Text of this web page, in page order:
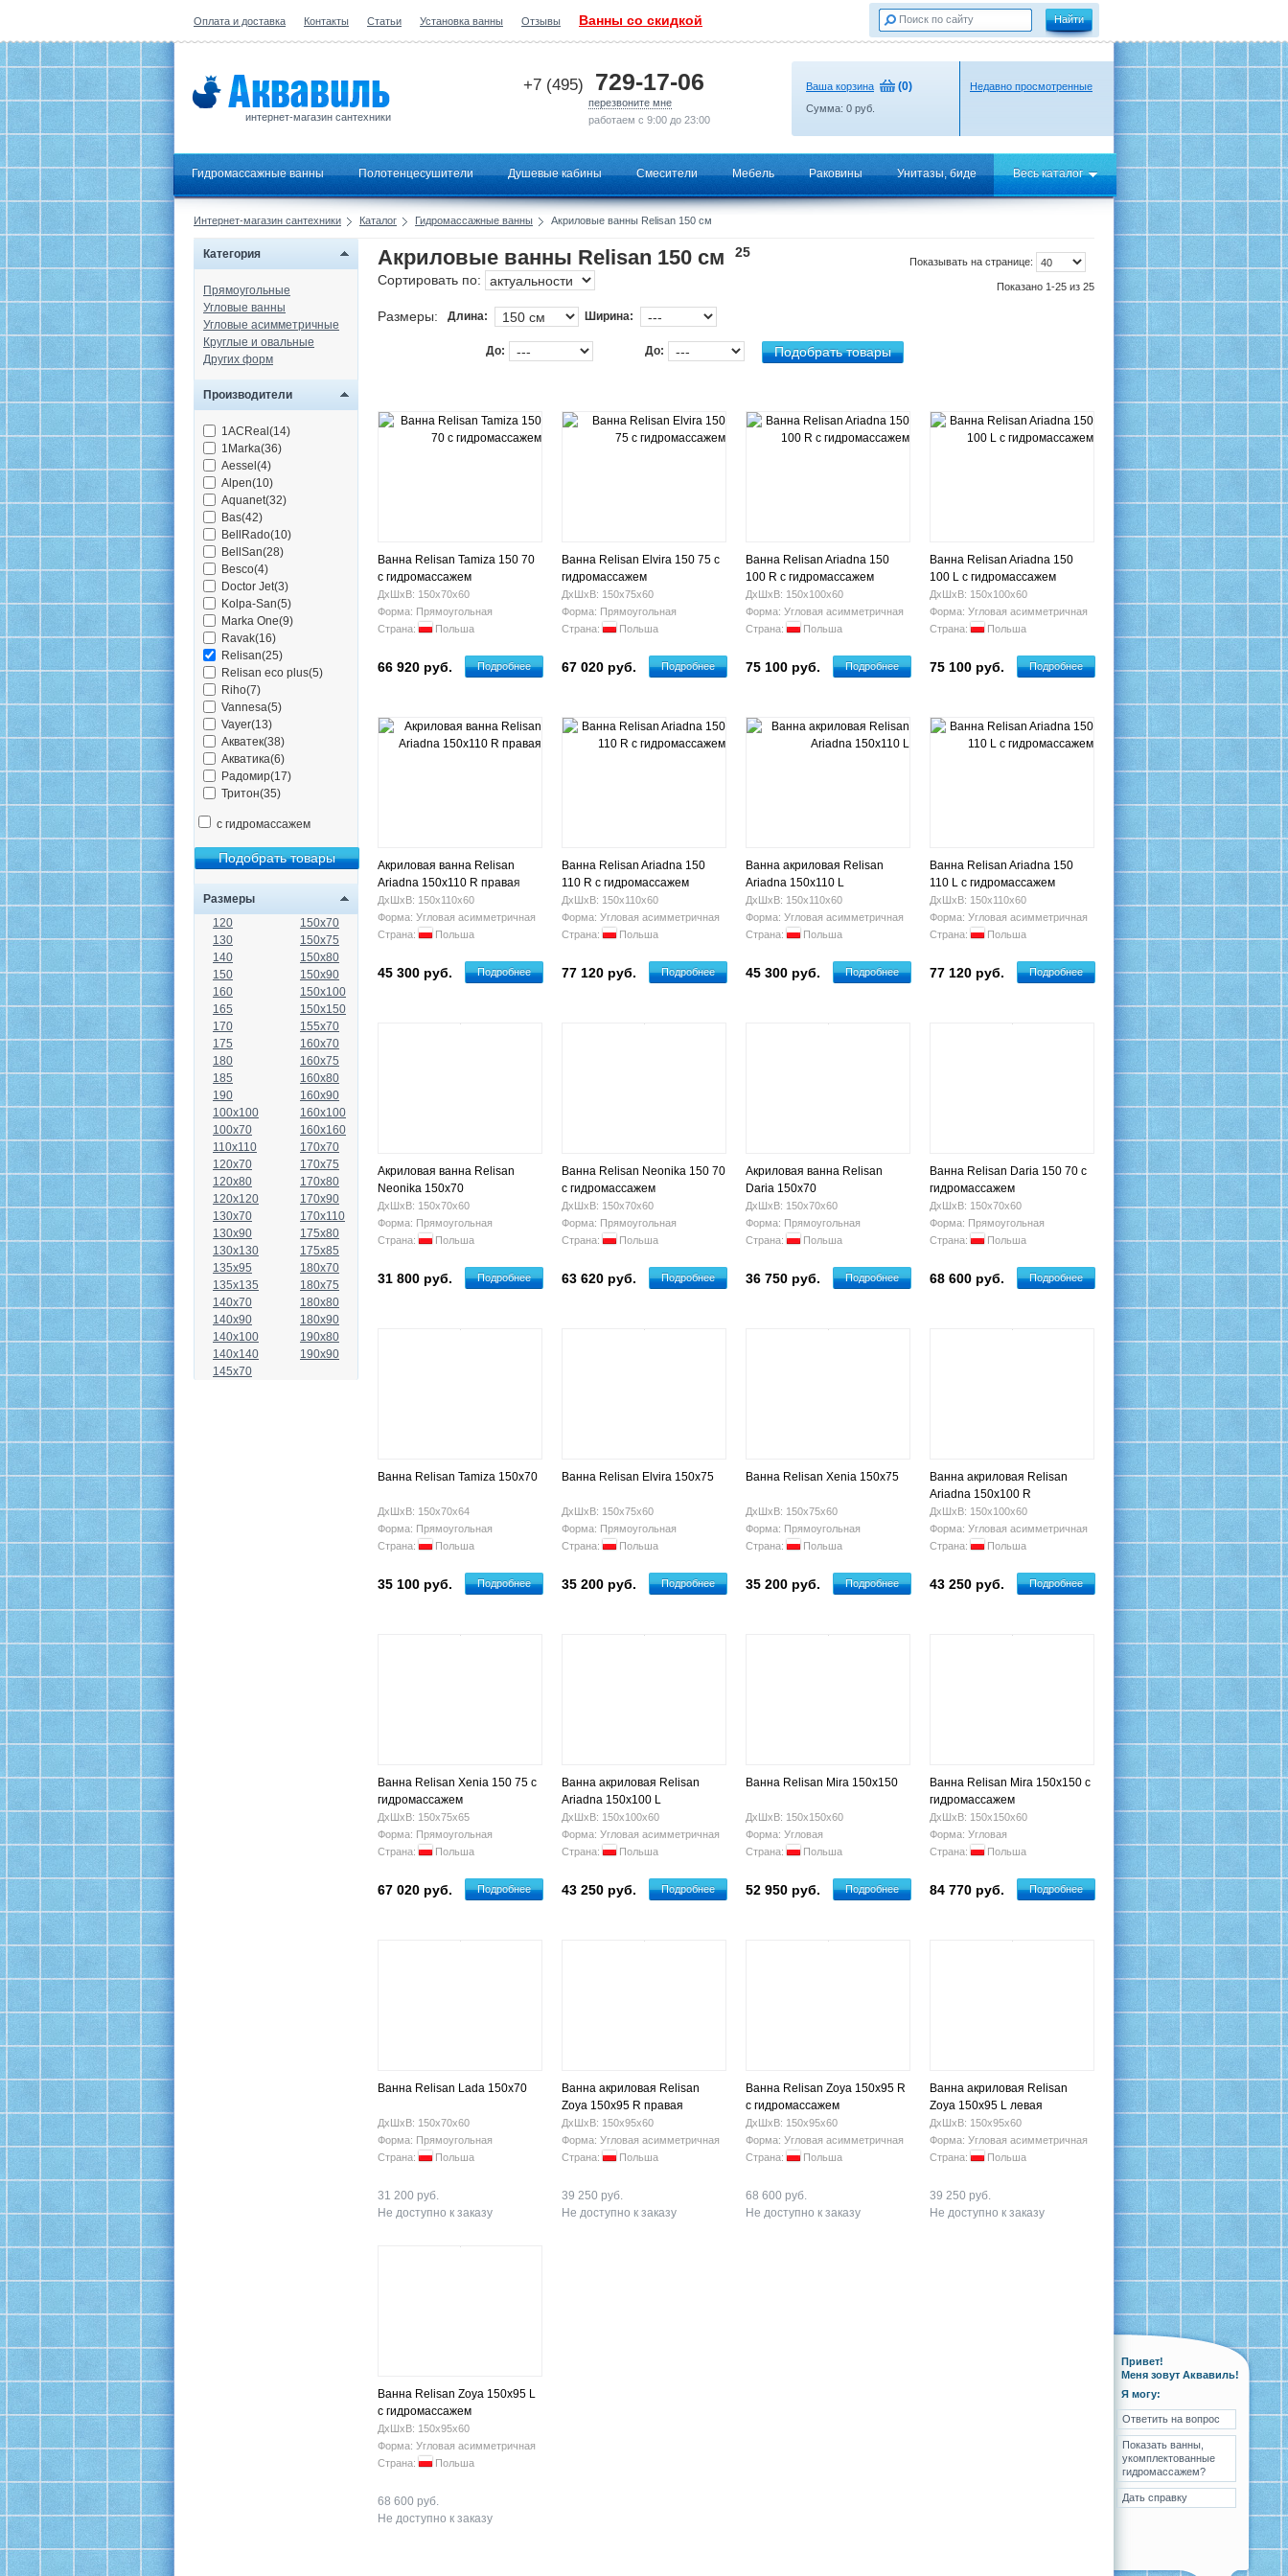
Оплата и доставка Контакты Статьи Установка ванны Отзывы Ванны со скидкой
интернет-магазин сантехники
+7 (495) 729-17-06
перезвоните мне
работаем с 9:00 до 23:00
Ваша корзина (0)
Сумма: 0 руб.
Недавно просмотренные
Гидромассажные ванны Полотенцесушители Душевые кабины Смесители Мебель Раковины Унитазы, биде Весь каталог
Интернет-магазин сантехники Каталог Гидромассажные ванны Акриловые ванны Relisan 150 см
Категория
Прямоугольные
Угловые ванны
Угловые асимметричные
Круглые и овальные
Других форм
Производители
1ACReal(14)
1Marka(36)
Aessel(4)
Alpen(10)
Aquanet(32)
Bas(42)
BellRado(10)
BellSan(28)
Besco(4)
Doctor Jet(3)
Kolpa-San(5)
Marka One(9)
Ravak(16)
Relisan(25)
Relisan eco plus(5)
Riho(7)
Vannesa(5)
Vayer(13)
Акватек(38)
Акватика(6)
Радомир(17)
Тритон(35)
с гидромассажем
Размеры
120
130
140
150
160
165
170
175
180
185
190
100x100
100x70
110x110
120x70
120x80
120x120
130x70
130x90
130x130
135x95
135x135
140x70
140x90
140x100
140x140
145x70
150x70
150x75
150x80
150x90
150x100
150x150
155x70
160x70
160x75
160x80
160x90
160x100
160x160
170x70
170x75
170x80
170x90
170x110
175x80
175x85
180x70
180x75
180x80
180x90
190x80
190x90
Показывать на странице:
Показано 1-25 из 25
Акриловые ванны Relisan 150 см
25
Сортировать по:
Размеры: Длина: Ширина:
До: До:
Ванна Relisan Tamiza 150 70
с гидромассажем
ДхШхВ: 150х70х60
Форма: Прямоугольная
Страна:
Польша
66 920 руб. Подробнее
Ванна Relisan Elvira 150 75 с
гидромассажем
ДхШхВ: 150х75х60
Форма: Прямоугольная
Страна:
Польша
67 020 руб. Подробнее
Ванна Relisan Ariadna 150
100 R с гидромассажем
ДхШхВ: 150х100х60
Форма: Угловая асимметричная
Страна:
Польша
75 100 руб. Подробнее
Ванна Relisan Ariadna 150
100 L с гидромассажем
ДхШхВ: 150х100х60
Форма: Угловая асимметричная
Страна:
Польша
75 100 руб. Подробнее
Акриловая ванна Relisan
Ariadna 150x110 R правая
ДхШхВ: 150х110х60
Форма: Угловая асимметричная
Страна:
Польша
45 300 руб. Подробнее
Ванна Relisan Ariadna 150
110 R с гидромассажем
ДхШхВ: 150х110х60
Форма: Угловая асимметричная
Страна:
Польша
77 120 руб. Подробнее
Ванна акриловая Relisan
Ariadna 150х110 L
ДхШхВ: 150х110х60
Форма: Угловая асимметричная
Страна:
Польша
45 300 руб. Подробнее
Ванна Relisan Ariadna 150
110 L с гидромассажем
ДхШхВ: 150х110х60
Форма: Угловая асимметричная
Страна:
Польша
77 120 руб. Подробнее
Акриловая ванна Relisan
Neonika 150x70
ДхШхВ: 150х70х60
Форма: Прямоугольная
Страна:
Польша
31 800 руб. Подробнее
Ванна Relisan Neonika 150 70
с гидромассажем
ДхШхВ: 150х70х60
Форма: Прямоугольная
Страна:
Польша
63 620 руб. Подробнее
Акриловая ванна Relisan
Daria 150x70
ДхШхВ: 150х70х60
Форма: Прямоугольная
Страна:
Польша
36 750 руб. Подробнее
Ванна Relisan Daria 150 70 с
гидромассажем
ДхШхВ: 150х70х60
Форма: Прямоугольная
Страна:
Польша
68 600 руб. Подробнее
Ванна Relisan Tamiza 150х70
ДхШхВ: 150х70х64
Форма: Прямоугольная
Страна:
Польша
35 100 руб. Подробнее
Ванна Relisan Elvira 150х75
ДхШхВ: 150х75х60
Форма: Прямоугольная
Страна:
Польша
35 200 руб. Подробнее
Ванна Relisan Xenia 150x75
ДхШхВ: 150х75х60
Форма: Прямоугольная
Страна:
Польша
35 200 руб. Подробнее
Ванна акриловая Relisan
Ariadna 150x100 R
ДхШхВ: 150х100х60
Форма: Угловая асимметричная
Страна:
Польша
43 250 руб. Подробнее
Ванна Relisan Xenia 150 75 с
гидромассажем
ДхШхВ: 150х75х65
Форма: Прямоугольная
Страна:
Польша
67 020 руб. Подробнее
Ванна акриловая Relisan
Ariadna 150x100 L
ДхШхВ: 150х100х60
Форма: Угловая асимметричная
Страна:
Польша
43 250 руб. Подробнее
Ванна Relisan Mira 150х150
ДхШхВ: 150х150х60
Форма: Угловая
Страна:
Польша
52 950 руб. Подробнее
Ванна Relisan Mira 150x150 с
гидромассажем
ДхШхВ: 150х150х60
Форма: Угловая
Страна:
Польша
84 770 руб. Подробнее
Ванна Relisan Lada 150х70
ДхШхВ: 150х70х60
Форма: Прямоугольная
Страна:
Польша
31 200 руб.
Не доступно к заказу
Ванна акриловая Relisan
Zoya 150x95 R правая
ДхШхВ: 150х95х60
Форма: Угловая асимметричная
Страна:
Польша
39 250 руб.
Не доступно к заказу
Ванна Relisan Zoya 150x95 R
с гидромассажем
ДхШхВ: 150х95х60
Форма: Угловая асимметричная
Страна:
Польша
68 600 руб.
Не доступно к заказу
Ванна акриловая Relisan
Zoya 150x95 L левая
ДхШхВ: 150х95х60
Форма: Угловая асимметричная
Страна:
Польша
39 250 руб.
Не доступно к заказу
Ванна Relisan Zoya 150x95 L
с гидромассажем
ДхШхВ: 150х95х60
Форма: Угловая асимметричная
Страна:
Польша
68 600 руб.
Не доступно к заказу
Привет!
Меня зовут Аквавиль!
Я могу:
Ответить на вопрос
Показать ванны,
укомплектованные
гидромассажем?
Дать справку